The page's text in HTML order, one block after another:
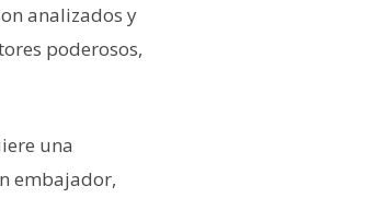
analizados y
poderosos,
una
embajador,